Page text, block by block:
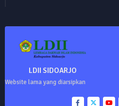
LDII SIDOARJO
Website lama yang diarsipkan